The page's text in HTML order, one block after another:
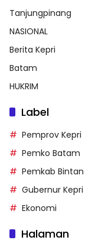
Tanjungpinang
NASIONAL
Berita Kepri
Batam
HUKRIM
Label
Pemprov Kepri
Pemko Batam
Pemkab Bintan
Gubernur Kepri
Ekonomi
Halaman